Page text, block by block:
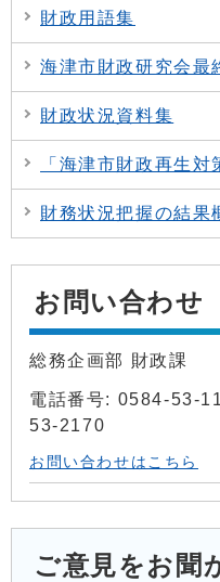
財政用語集
海津市財政研究会最
財政状況資料集
「海津市財政再生
財務状況把握の結果
お問い合わせ
総務企画部 財政課
電話番号: 0584-53-
53-2170
お問い合わせはこちら
ご意見をお聞